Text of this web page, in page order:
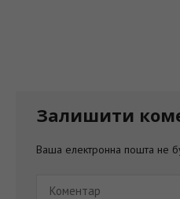
Залишити
Ваша електронна пошта не